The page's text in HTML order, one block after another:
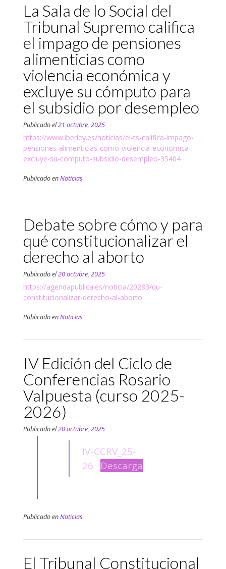
La Sala de lo Social del
Tribunal Supremo califica
el impago de pensiones
alimenticias como
violencia económica y
excluye su cómputo para
el subsidio por desempleo
Publicado el21 octubre, 2025
https://www.iberley.es/noticias/el-ts-califica-impago-
pensiones-alimenticias-como-violencia-economica-
excluye-su-computo-subsidio-desempleo-35404
Publicado enNoticias
Debate sobre cómo y para
qué constitucionalizar el
derecho al aborto
Publicado el20 octubre, 2025
https://agendapublica.es/noticia/20283/qu-
constitucionalizar-derecho-al-aborto
Publicado enNoticias
IV Edición del Ciclo de
Conferencias Rosario
Valpuesta (curso 2025-
2026)
Publicado el20 octubre, 2025
IV-CCRV_25-
26
Descarga
Publicado enNoticias
El Tribunal Constitucional